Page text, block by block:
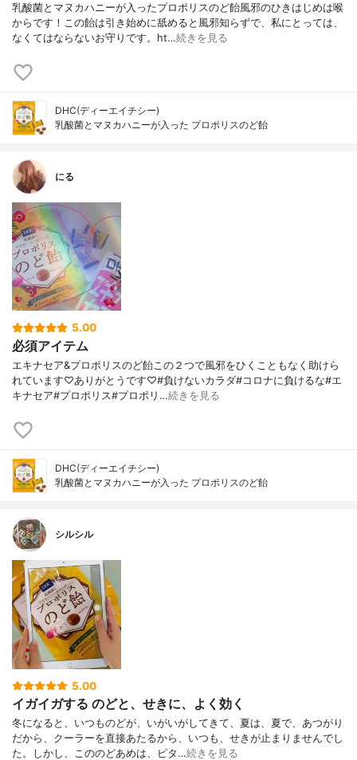
乳酸菌とマヌカハニーが入ったプロポリスのど飴風邪のひきはじめは喉
からです！この飴は引き始めに舐めると風邪知らずで、私にとっては、
なくてはならないお守りです。ht…続きを見る
DHC(ディーエイチシー)
乳酸菌とマヌカハニーが入った プロポリスのど飴
にる
5.00
必須アイテム
エキナセア&プロポリスのど飴この２つで風邪をひくこともなく助けら
れています♡ありがとうです♡#負けないカラダ#コロナに負けるな#エ
キナセア#プロポリス#プロポリ…続きを見る
DHC(ディーエイチシー)
乳酸菌とマヌカハニーが入った プロポリスのど飴
シルシル
5.00
イガイガする のどと、せきに、よく効く
冬になると、いつものどが、いがいがしてきて、夏は、夏で、あつがり
だから、クーラーを直接あたるから、いつも、せきが止まりませんでし
た。しかし、こののどあめは、ピタ…続きを見る